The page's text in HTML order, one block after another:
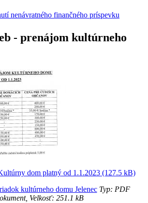
- prenájom kultúrneho
dom platný od 1.1.2023 (127.5 kB)
kultúrneho domu JelenecTyp: PDF
Velkosť: 251.1 kB